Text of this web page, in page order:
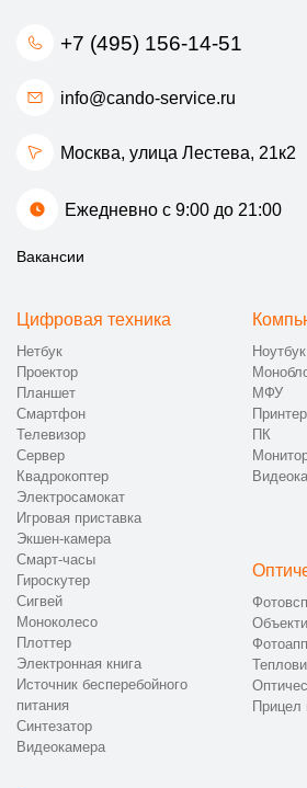
+7 (495) 156-14-51
info@cando-service.ru
Москва, улица Лестева, 21к2
Ежедневно с 9:00 до 21:00
Вакансии
Цифровая техника
Нетбук
Проектор
Планшет
Смартфон
Телевизор
Сервер
Квадрокоптер
Электросамокат
Игровая приставка
Экшен-камера
Смарт-часы
Гироскутер
Сигвей
Моноколесо
Плоттер
Электронная книга
Источник бесперебойного
питания
Синтезатор
Видеокамера
Ноутбук
МФУ
Принтер
ПК
Прицел